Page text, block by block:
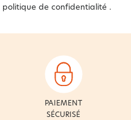
politique de confidentialité .
PAIEMENT
SÉCURISÉ